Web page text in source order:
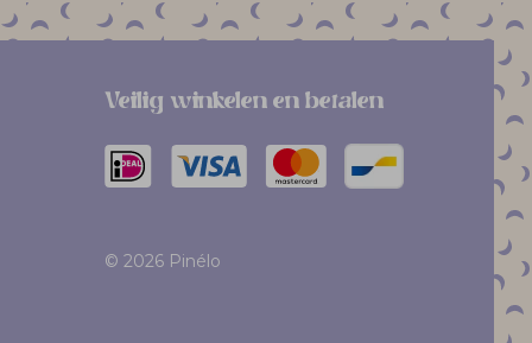
Veilig winkelen en betalen
© 2026 Pinélo